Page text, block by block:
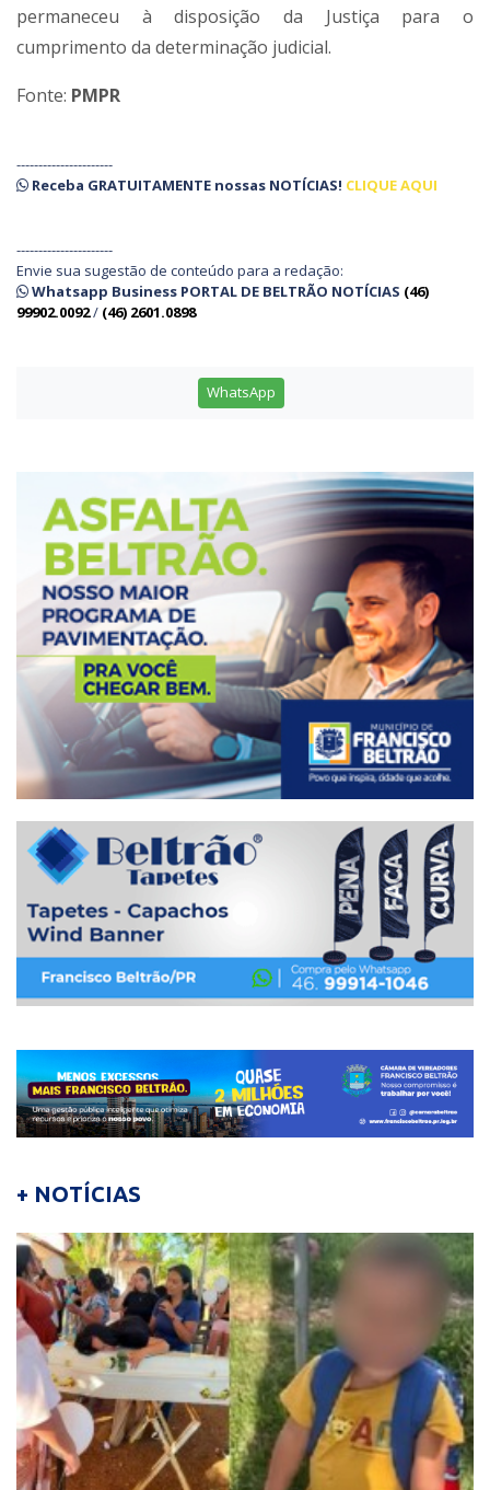
permaneceu à disposição da Justiça para o
cumprimento da determinação judicial.
Fonte: PMPR
----------------------
Receba GRATUITAMENTE nossas NOTÍCIAS! CLIQUE AQUI
----------------------
Envie sua sugestão de conteúdo para a redação:
Whatsapp Business PORTAL DE BELTRÃO NOTÍCIAS (46)
99902.0092/ (46) 2601.0898
WhatsApp
+ NOTÍCIAS